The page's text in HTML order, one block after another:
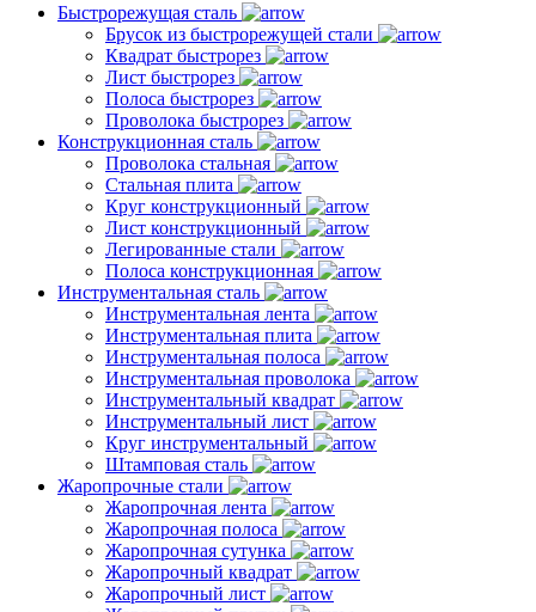
Быстрорежущая сталь
Брусок из быстрорежущей стали
Квадрат быстрорез
Лист быстрорез
Полоса быстрорез
Проволока быстрорез
Конструкционная сталь
Проволока стальная
Стальная плита
Круг конструкционный
Лист конструкционный
Легированные стали
Полоса конструкционная
Инструментальная сталь
Инструментальная лента
Инструментальная плита
Инструментальная полоса
Инструментальная проволока
Инструментальный квадрат
Инструментальный лист
Круг инструментальный
Штамповая сталь
Жаропрочные стали
Жаропрочная лента
Жаропрочная полоса
Жаропрочная сутунка
Жаропрочный квадрат
Жаропрочный лист